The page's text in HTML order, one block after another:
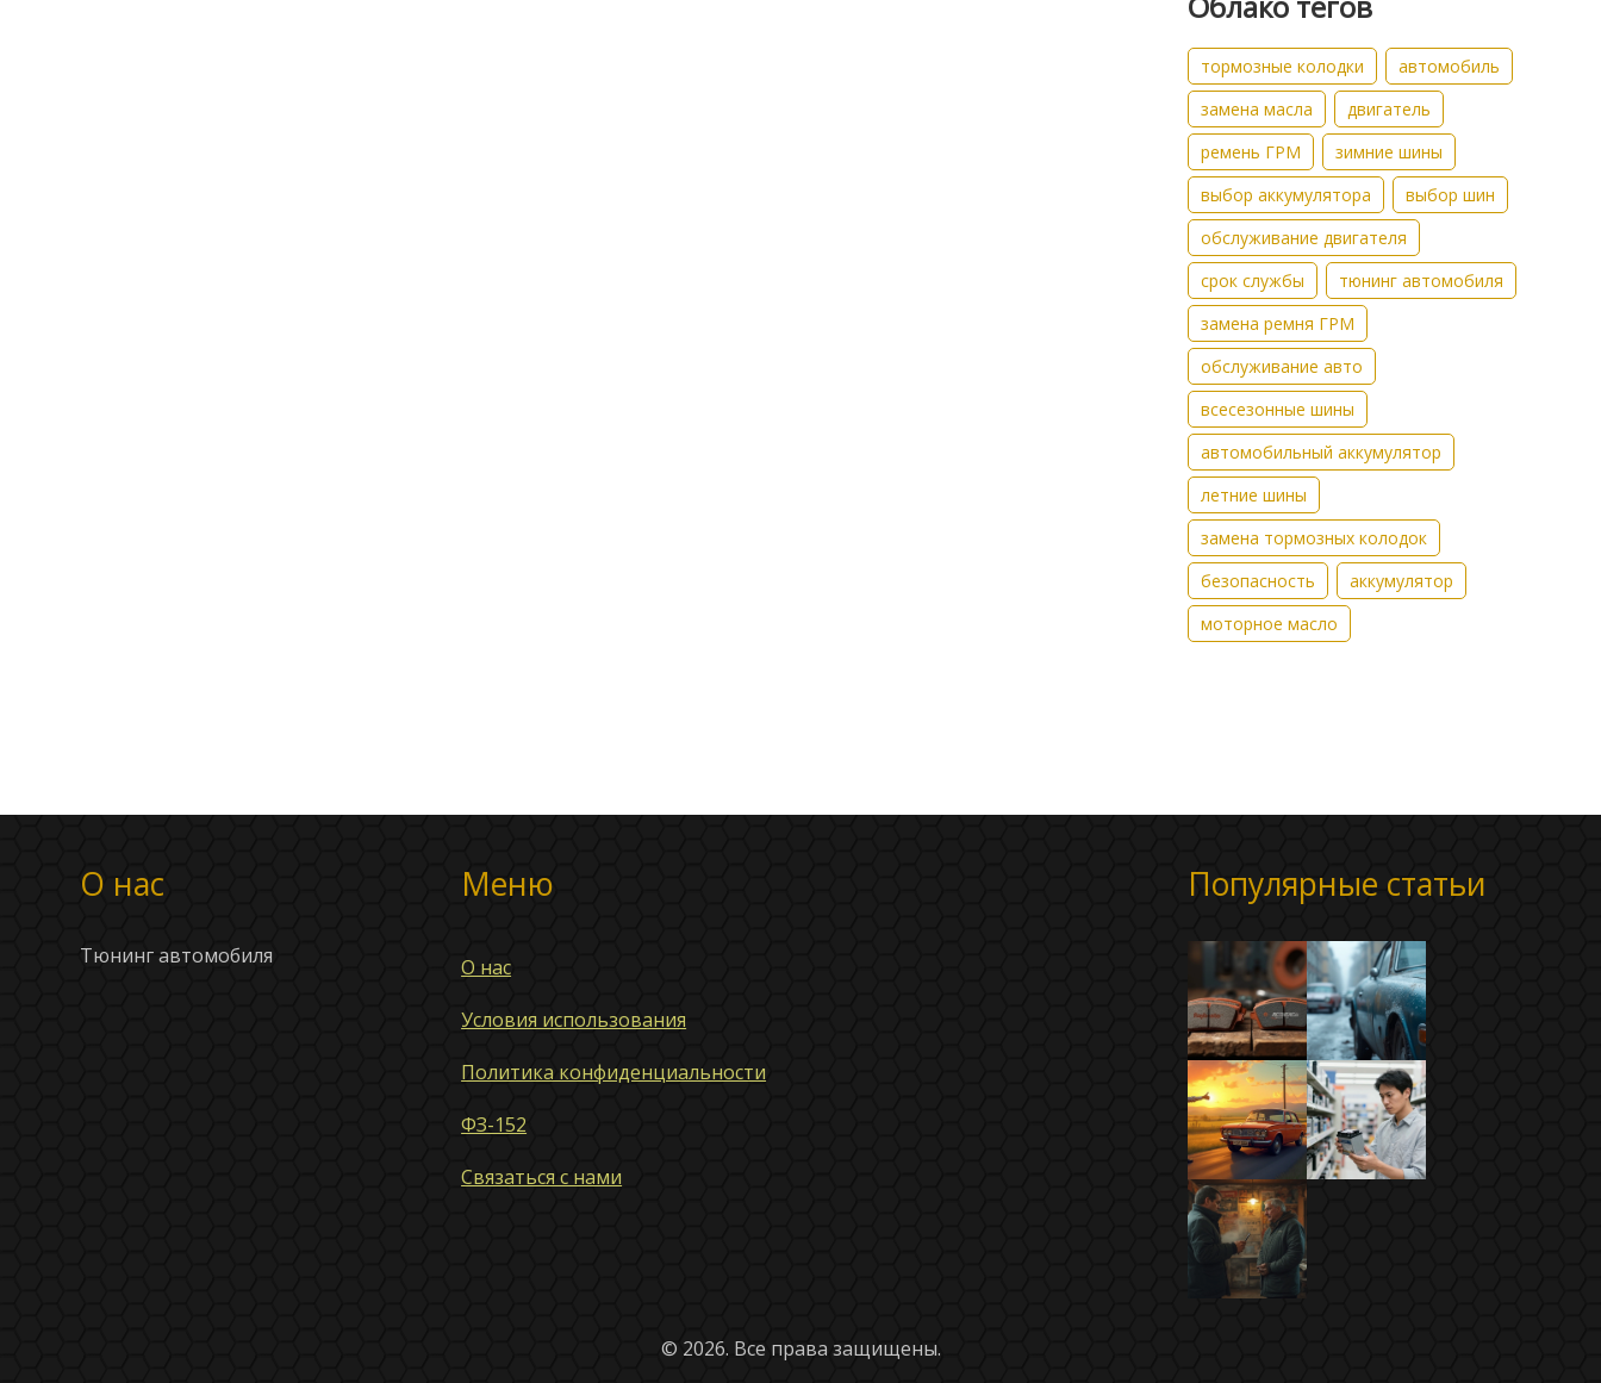
тормозные колодки
автомобиль
замена масла
двигатель
ремень ГРМ
зимние шины
выбор аккумулятора
выбор шин
обслуживание двигателя
срок службы
тюнинг автомобиля
замена ремня ГРМ
обслуживание авто
всесезонные шины
автомобильный аккумулятор
летние шины
замена тормозных колодок
безопасность
аккумулятор
моторное масло
О нас
Тюнинг автомобиля
Меню
О нас
Условия использования
Политика конфиденциальности
ФЗ-152
Связаться с нами
Популярные статьи
© 2026. Все права защищены.